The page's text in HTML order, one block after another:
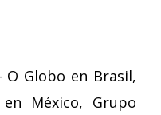
O Globo en Brasil,
México, Grupo